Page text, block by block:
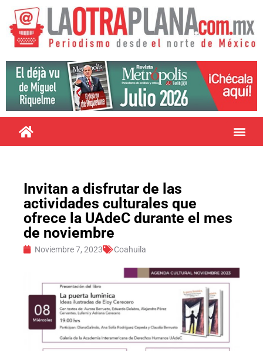
Invitan a disfrutar de las
actividades culturales que
ofrece la UAdeC durante el mes
de noviembre
Noviembre 7, 2023 Coahuila